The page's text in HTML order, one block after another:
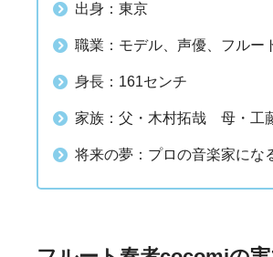
出身：東京
職業：モデル、声優、フルー
身長：161センチ
家族：父・木村拓哉 母・工
将来の夢：プロの音楽家にな